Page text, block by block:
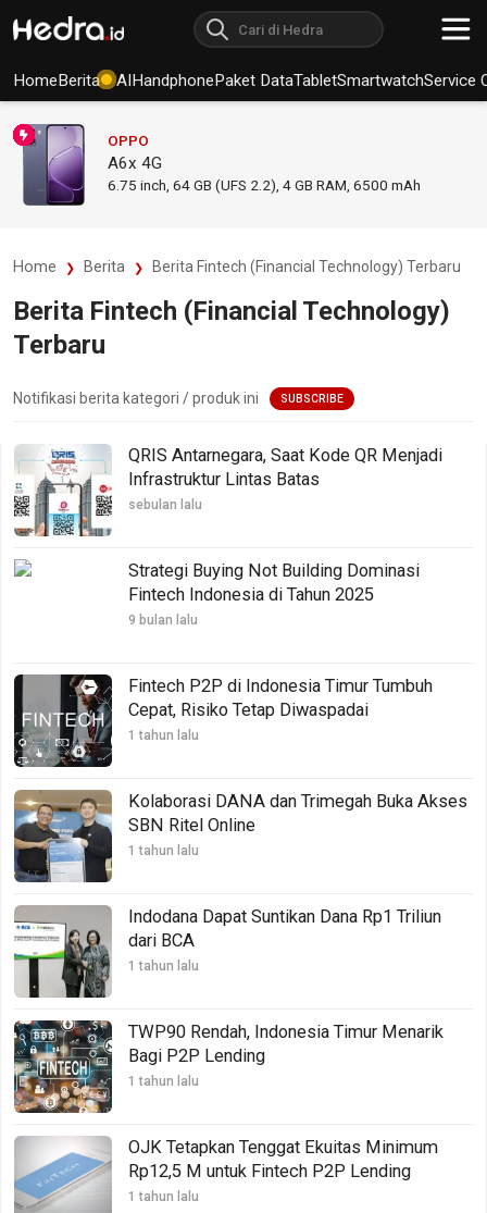
HomeBerita AIHandphonePaket DataTabletSmartwatchService
OPPO
A6x 4G
6.75 inch, 64 GB (UFS 2.2), 4 GB RAM 6500 mAh
Home Berita Berita Fintech (Financial Technology) Terbaru
Berita Fintech (Financial Technology)
Terbaru
Notifikasi berita kategori / produk ini SUBSCRIBE
QRIS Antarnegara, Saat Kode QR Menjadi
Infrastruktur Lintas Batas
sebulan lalu
Strategi Buying Not Building Dominasi
Fintech Indonesia di Tahun 2025
9 bulan lalu
Fintech P2P di Indonesia Timur Tumbuh
Cepat, Risiko Tetap Diwaspadai
1 tahun lalu
Kolaborasi DANA dan Trimegah Buka Akses
SBN Ritel Online
1 tahun lalu
Indodana Dapat Suntikan Dana Rp1 Triliun
dari BCA
1 tahun lalu
TWP90 Rendah, Indonesia Timur Menarik
Bagi P2P Lending
1 tahun lalu
OJK Tetapkan Tenggat Ekuitas Minimum
Rp12,5 M untuk Fintech P2P Lending
1 tahun lalu